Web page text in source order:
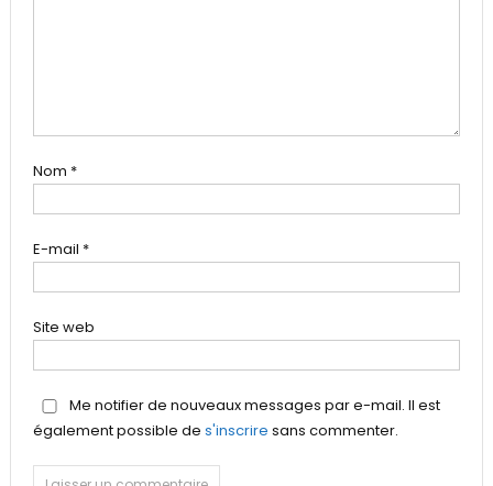
Nom *
E-mail *
Site web
Me notifier de nouveaux messages par e-mail. Il est
également possible de s'inscrire sans commenter.